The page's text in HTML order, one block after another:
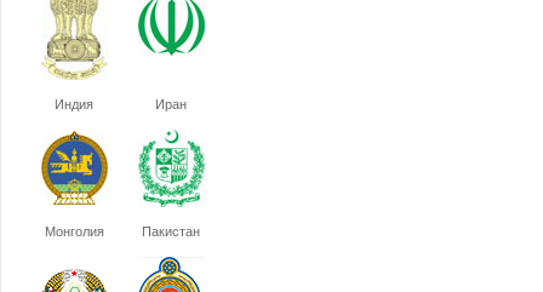
Индия Иран
Монголия Пакистан